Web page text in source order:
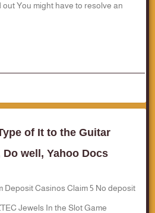
You might have to resolve an
of It to the Guitar
well, Yahoo Docs
Deposit Casinos Claim 5 No deposit
Jewels In the Slot Game